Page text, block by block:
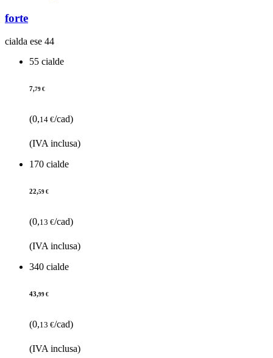
forte
cialda ese 44
55 cialde
7,79 €
(0,14 €/cad)
(IVA inclusa)
170 cialde
22,59 €
(0,13 €/cad)
(IVA inclusa)
340 cialde
43,99 €
(0,13 €/cad)
(IVA inclusa)